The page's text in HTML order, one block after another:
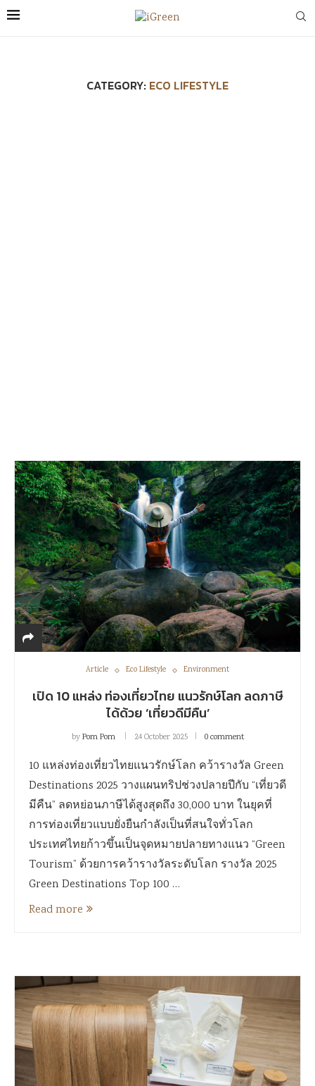
CATEGORY: ECO LIFESTYLE
Article Eco Lifestyle Environment
เปิด 10 แหล่ง ท่องเที่ยวไทย แนวรักษ์โลก ลดภาษี
ได้ด้วย ‘เที่ยวดีมีคืน’
byPom Pom 24 October 2025 0 comment
10 แหล่งท่องเที่ยวไทยแนวรักษ์โลก คว้ารางวัล Green
Destinations 2025 วางแผนทริปช่วงปลายปีกับ “เที่ยวดี
มีคืน” ลดหย่อนภาษีได้สูงสุดถึง 30,000 บาท ในยุคที่
การท่องเที่ยวแบบยั่งยืนกำลังเป็นที่สนใจทั่วโลก
ประเทศไทยก้าวขึ้นเป็นจุดหมายปลายทางแนว “Green
Tourism” ด้วยการคว้ารางวัลระดับโลก รางวัล 2025
Green Destinations Top 100 …
Read more